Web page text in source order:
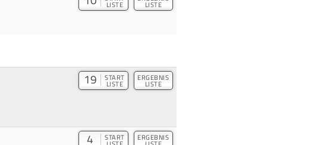
LISTE LISTE
19 START
LISTE
ERGEBNIS
LISTE
4 START ERGEBNIS